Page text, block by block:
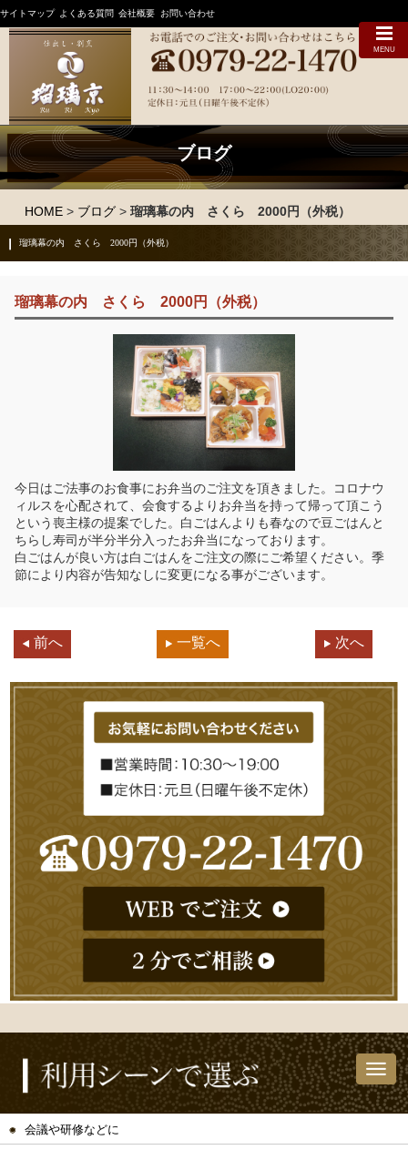
MENU
サイトマップ よくある質問 会社概要 お問い合わせ
ブログ
HOME > ブログ >瑠璃幕の内 さくら 2000円（外税）
瑠璃幕の内 さくら 2000円（外税）
瑠璃幕の内 さくら 2000円（外税）
今日はご法事のお食事にお弁当のご注文を頂きました。コロナウ
ィルスを心配されて、会食するよりお弁当を持って帰って頂こう
という喪主様の提案でした。白ごはんよりも春なので豆ごはんと
ちらし寿司が半分半分入ったお弁当になっております。
白ごはんが良い方は白ごはんをご注文の際にご希望ください。季
節により内容が告知なしに変更になる事がございます。
前へ 一覧へ 次へ
会議や研修などに